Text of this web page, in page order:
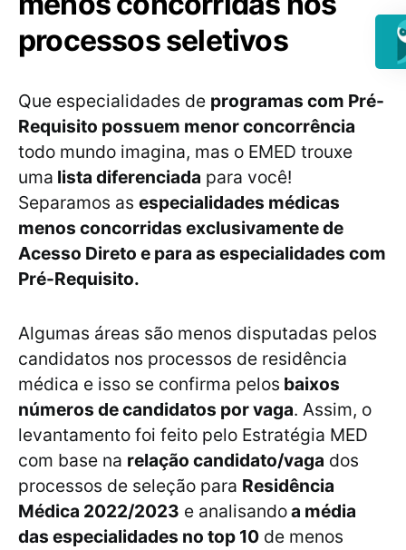
processos seletivos
Que especialidades de programas com Pré-
Requisito possuem menor concorrência
todo mundo imagina, mas o EMED trouxe
uma lista diferenciada para você!
Separamos as especialidades médicas
menos concorridas exclusivamente de
Acesso Direto e para as especialidades com
Pré-Requisito.
Algumas áreas são menos disputadas pelos
candidatos nos processos de residência
médica e isso se confirma pelos baixos
números de candidatos por vaga. Assim, o
levantamento foi feito pelo Estratégia MED
com base na relação candidato/vaga dos
processos de seleção para Residência
Médica 2022/2023 e analisandoa média
das especialidades no top 10 de menos